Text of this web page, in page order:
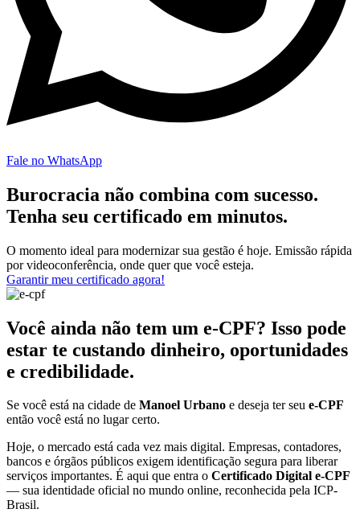
Fale no WhatsApp
Burocracia não combina com sucesso.
Tenha seu certificado em minutos.
O momento ideal para modernizar sua gestão é hoje. Emissão rápida
por videoconferência, onde quer que você esteja.
Garantir meu certificado agora!
Você ainda não tem um e-CPF? Isso pode
estar te custando dinheiro, oportunidades
e credibilidade.
Se você está na cidade de Manoel Urbano e deseja ter seu e-CPF
então você está no lugar certo.
Hoje, o mercado está cada vez mais digital. Empresas, contadores,
bancos e órgãos públicos exigem identificação segura para liberar
serviços importantes. É aqui que entra o Certificado Digital e-CPF
— sua identidade oficial no mundo online, reconhecida pela ICP-
Brasil.